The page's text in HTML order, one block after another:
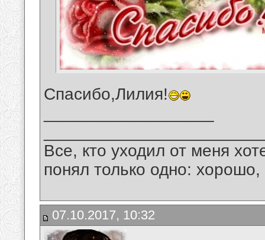
Спасибо,Лилия!
Все, кто уходил от меня
понял только одно:
07.10.2017, 10:32